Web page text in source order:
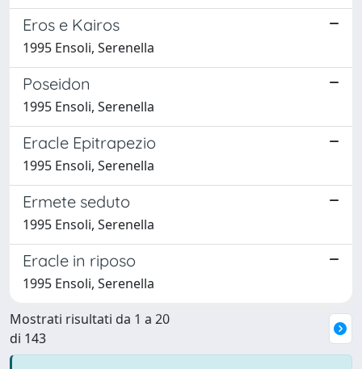
Eros e Kairos
1995 Ensoli, Serenella
Poseidon
1995 Ensoli, Serenella
Eracle Epitrapezio
1995 Ensoli, Serenella
Ermete seduto
1995 Ensoli, Serenella
Eracle in riposo
1995 Ensoli, Serenella
Mostrati risultati da 1 a 20
di 143